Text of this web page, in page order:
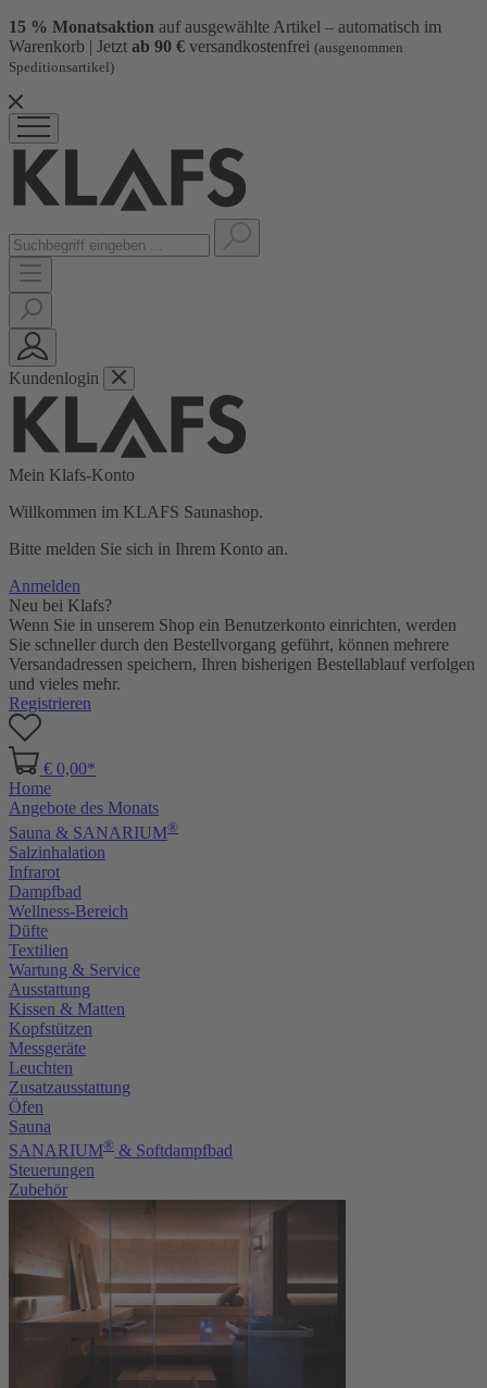
15 % Monatsaktion auf ausgewählte Artikel – automatisch im
Warenkorb | Jetzt ab 90 € versandkostenfrei (ausgenommen
Speditionsartikel)
Kundenlogin
Mein Klafs-Konto
Willkommen im KLAFS Saunashop.
Bitte melden Sie sich in Ihrem Konto an.
Anmelden
Neu bei Klafs?
Wenn Sie in unserem Shop ein Benutzerkonto einrichten, werden
Sie schneller durch den Bestellvorgang geführt, können mehrere
Versandadressen speichern, Ihren bisherigen Bestellablauf verfolgen
und vieles mehr.
Registrieren
€ 0,00*
Home
Angebote des Monats
Sauna & SANARIUM®
Salzinhalation
Infrarot
Dampfbad
Wellness-Bereich
Düfte
Textilien
Wartung & Service
Ausstattung
Kissen & Matten
Kopfstützen
Messgeräte
Leuchten
Zusatzausstattung
Öfen
Sauna
SANARIUM® & Softdampfbad
Steuerungen
Zubehör